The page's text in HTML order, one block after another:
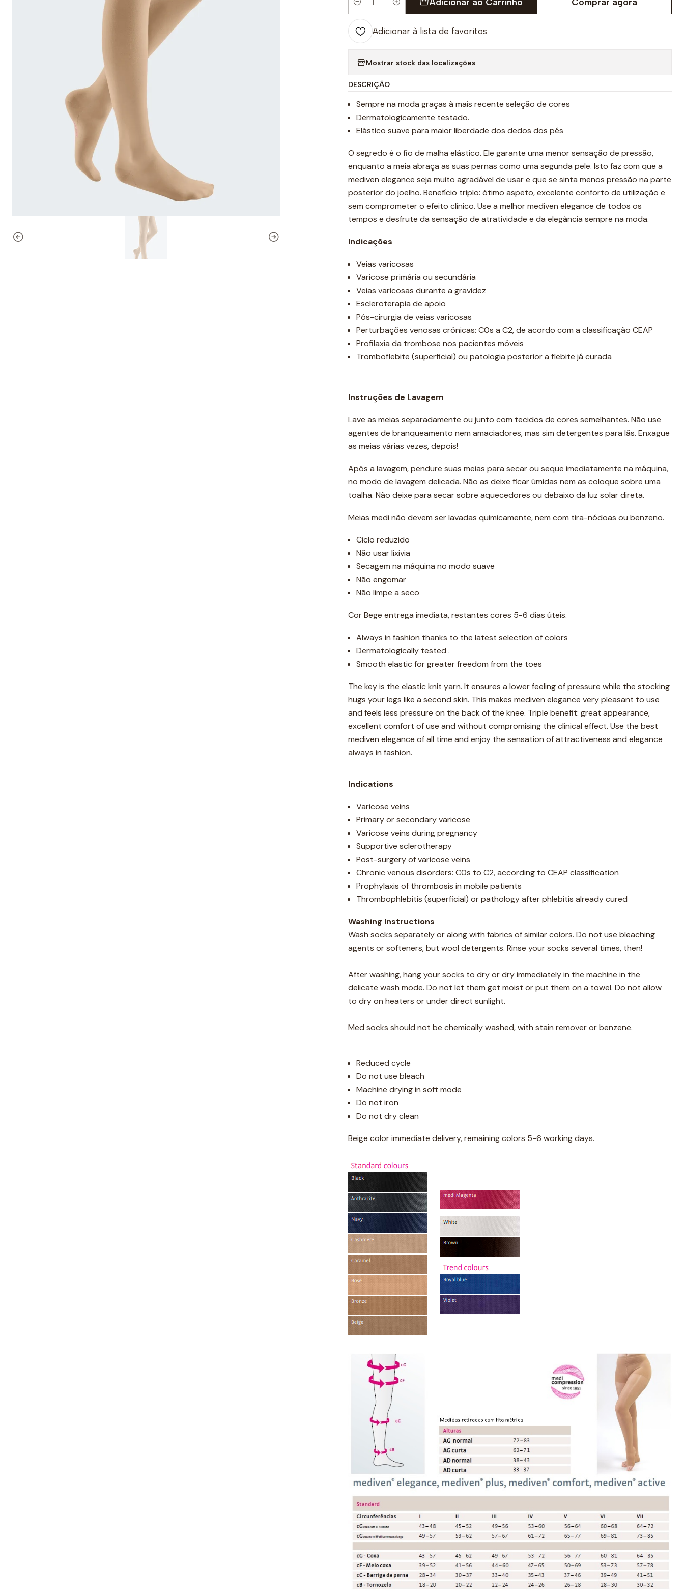
Quantidade
Adicionar à lista de favoritos
Mostrar stock das localizações
DESCRIÇÃO
Sempre na moda graças à mais recente seleção de cores
Dermatologicamente testado.
Elástico suave para maior liberdade dos dedos dos pés
O segredo é o fio de malha elástico. Ele garante uma menor sensação de pressão,
enquanto a meia abraça as suas pernas como uma segunda pele. Isto faz com que a
mediven elegance seja muito agradável de usar e que se sinta menos pressão na parte
posterior do joelho. Benefício triplo: ótimo aspeto, excelente conforto de utilização e
sem comprometer o efeito clínico. Use a melhor mediven elegance de todos os
tempos e desfrute da sensação de atratividade e da elegância sempre na moda.
Indicações
Veias varicosas
Varicose primária ou secundária
Veias varicosas durante a gravidez
Escleroterapia de apoio
Pós-cirurgia de veias varicosas
Perturbações venosas crónicas: C0s a C2, de acordo com a classificação CEAP
Profilaxia da trombose nos pacientes móveis
Tromboflebite (superficial) ou patologia posterior a flebite já curada
Instruções de Lavagem
Lave as meias separadamente ou junto com tecidos de cores semelhantes. Não use
agentes de branqueamento nem amaciadores, mas sim detergentes para lãs. Enxague
as meias várias vezes, depois!
Após a lavagem, pendure suas meias para secar ou seque imediatamente na máquina,
no modo de lavagem delicada. Não as deixe ficar úmidas nem as coloque sobre uma
toalha. Não deixe para secar sobre aquecedores ou debaixo da luz solar direta.
Meias medi não devem ser lavadas quimicamente, nem com tira-nódoas ou benzeno.
Ciclo reduzido
Não usar lixivia
Secagem na máquina no modo suave
Não engomar
Não limpe a seco
Cor Bege entrega imediata, restantes cores 5-6 dias úteis.
Always in fashion thanks to the latest selection of colors
Dermatologically tested .
Smooth elastic for greater freedom from the toes
The key is the elastic knit yarn. It ensures a lower feeling of pressure while the stocking
hugs your legs like a second skin. This makes mediven elegance very pleasant to use
and feels less pressure on the back of the knee. Triple benefit: great appearance,
excellent comfort of use and without compromising the clinical effect. Use the best
mediven elegance of all time and enjoy the sensation of attractiveness and elegance
always in fashion.
Indications
Varicose veins
Primary or secondary varicose
Varicose veins during pregnancy
Supportive sclerotherapy
Post-surgery of varicose veins
Chronic venous disorders: C0s to C2, according to CEAP classification
Prophylaxis of thrombosis in mobile patients
Thrombophlebitis (superficial) or pathology after phlebitis already cured
Washing Instructions
Wash socks separately or along with fabrics of similar colors. Do not use bleaching
agents or softeners, but wool detergents. Rinse your socks several times, then!
After washing, hang your socks to dry or dry immediately in the machine in the
delicate wash mode. Do not let them get moist or put them on a towel. Do not allow
to dry on heaters or under direct sunlight.
Med socks should not be chemically washed, with stain remover or benzene.
Reduced cycle
Do not use bleach
Machine drying in soft mode
Do not iron
Do not dry clean
Beige color immediate delivery, remaining colors 5-6 working days.